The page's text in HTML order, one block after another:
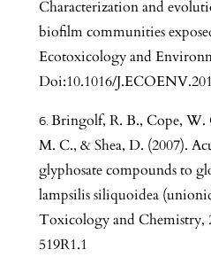
Characterization and
biofilm communities
Ecotoxicology and
Doi:10.1016/
Bringolf, R. B., Cope, W.
M. C., & Shea, D. (2007).
glyphosate compounds to
lampsilis siliquoidea
Toxicology and Chemistry,
519R1.1